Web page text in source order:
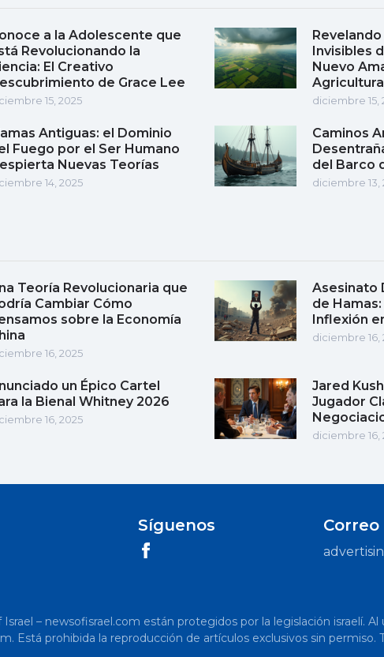
a la Adolescente que
Revolucionando la
El Creativo
de Grace Lee
15, 2025
Invisibles
Nuevo
diciembre 15,
Antiguas: el Dominio
Fuego por el Ser Humano
Nuevas Teorías
14, 2025
Caminos
del Barco
diciembre 13,
Teoría Revolucionaria que
Cambiar Cómo
sobre la Economía
16, 2025
Asesinato
de
Inflexión
diciembre 16,
un Épico Cartel
la Bienal Whitney 2026
16, 2025
Jared
Jugador
diciembre 16,
Síguenos
– newsofisrael.com están protegidos por la legislación israelí.
Está prohibida la reproducción de artículos exclusivos sin permiso.